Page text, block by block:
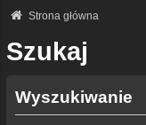
Strona główna
Szukaj
Wyszukiwanie